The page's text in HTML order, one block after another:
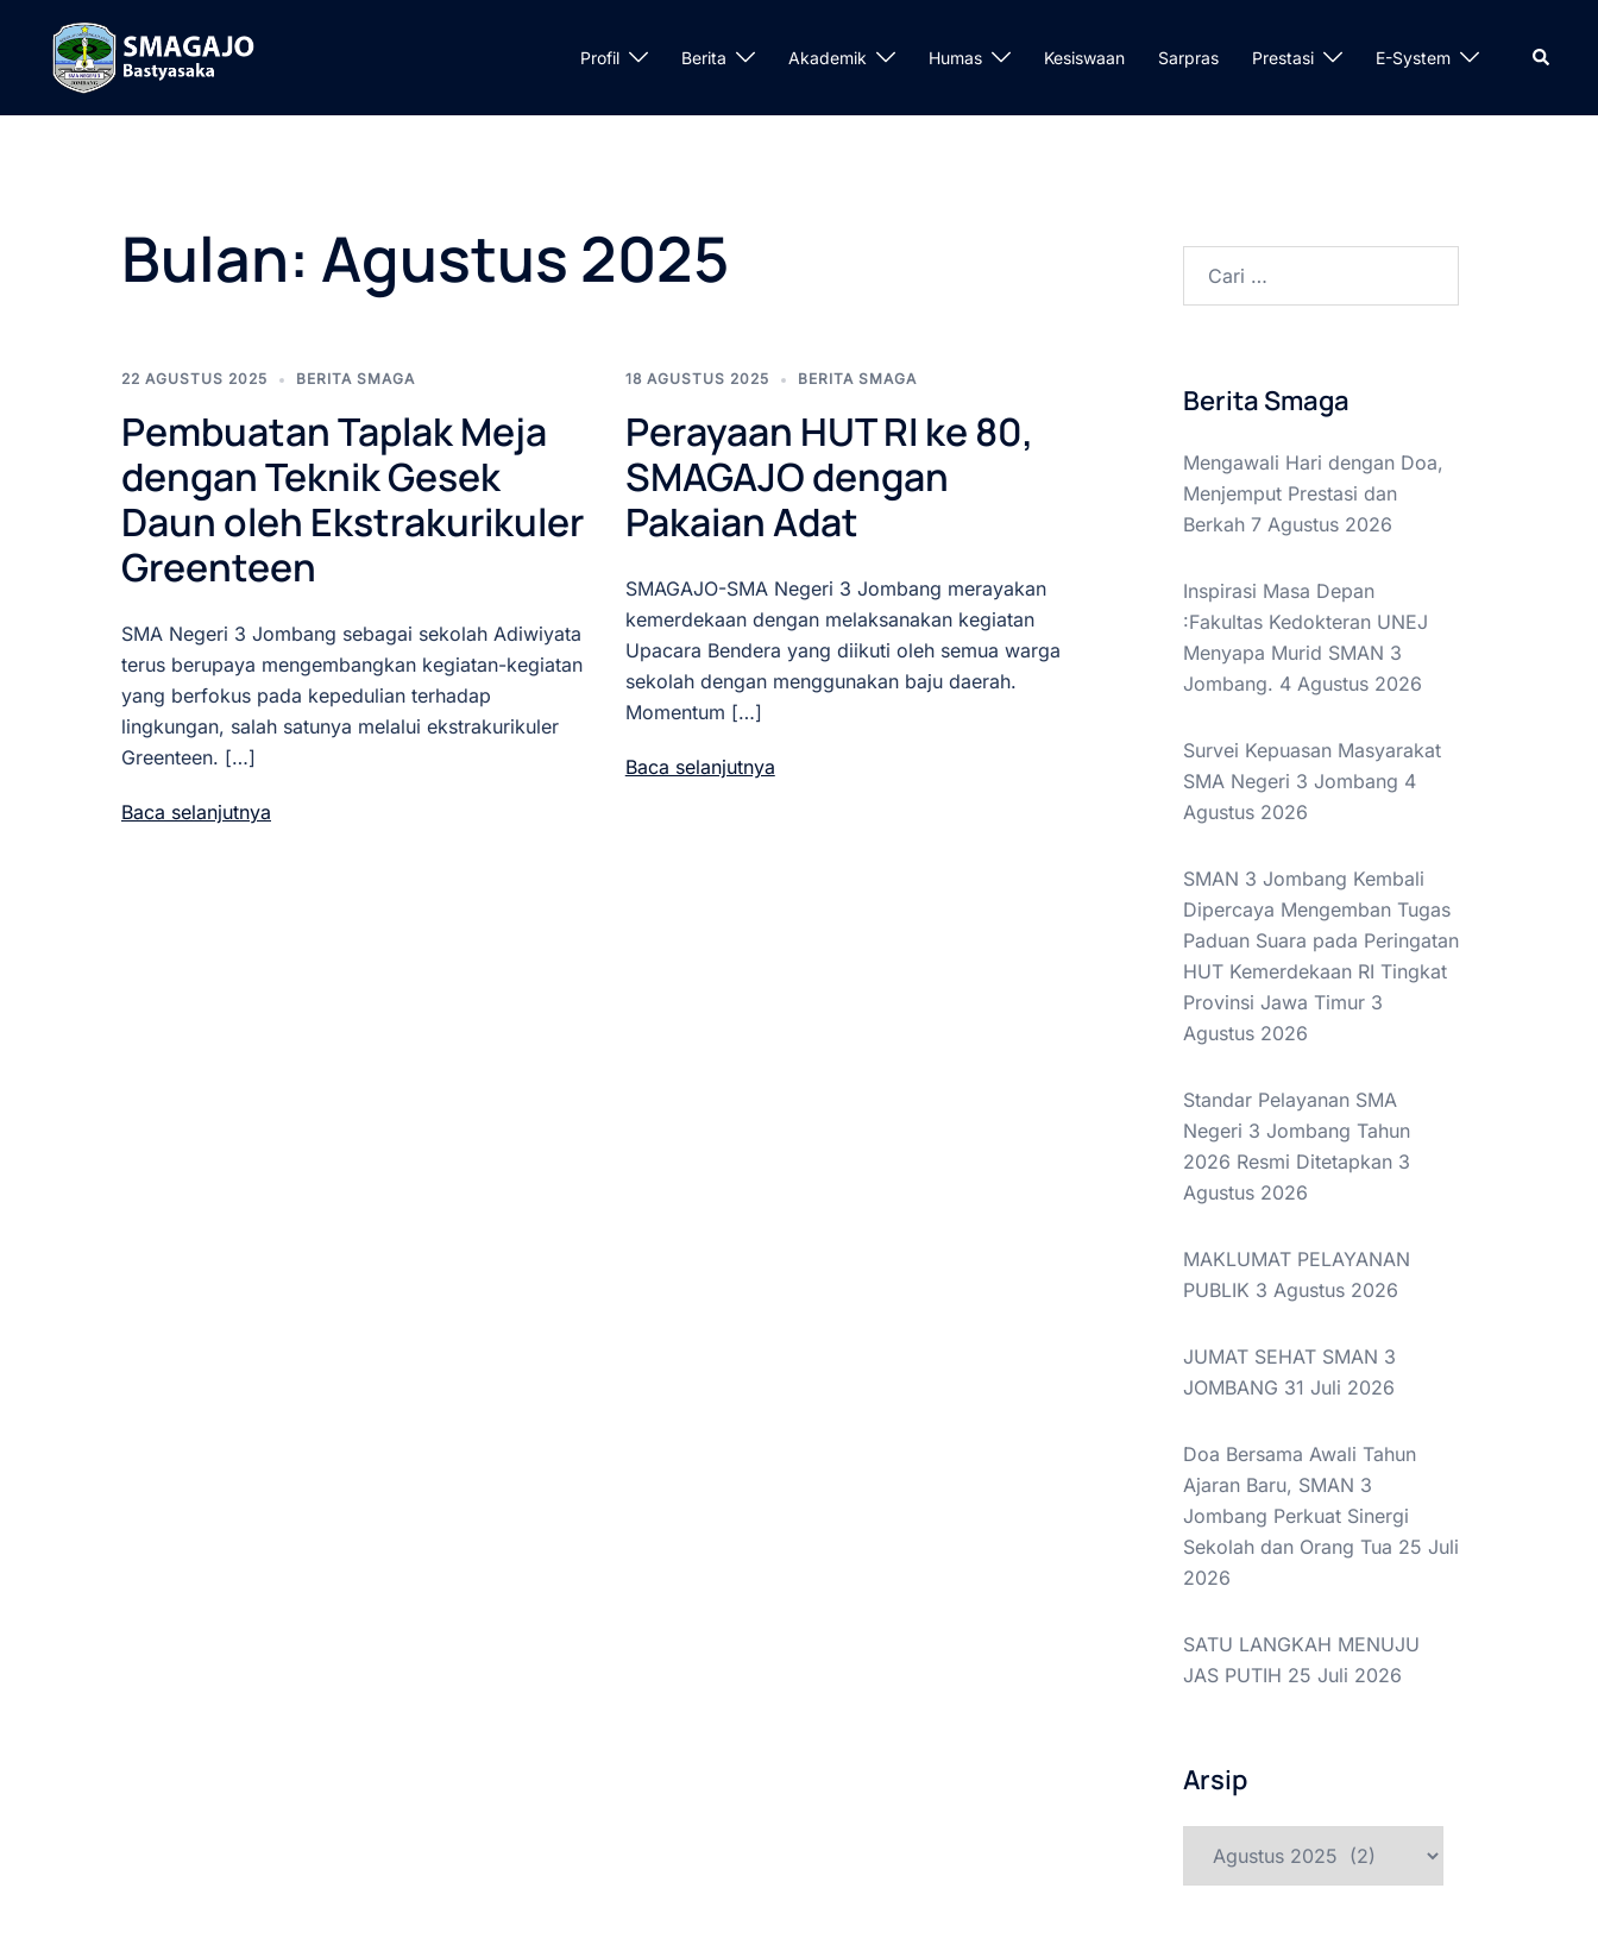
Profil Berita Akademik Humas Kesiswaan Sarpras Prestasi E-System Cari
Bulan: Agustus 2025
22 AGUSTUS 2025 BERITA SMAGA
Pembuatan Taplak Meja
dengan Teknik Gesek
Daun oleh Ekstrakurikuler
Greenteen
SMA Negeri 3 Jombang sebagai sekolah Adiwiyata
terus berupaya mengembangkan kegiatan-kegiatan
yang berfokus pada kepedulian terhadap
lingkungan, salah satunya melalui ekstrakurikuler
Greenteen. […]
Baca selanjutnya
18 AGUSTUS 2025 BERITA SMAGA
Perayaan HUT RI ke 80,
SMAGAJO dengan
Pakaian Adat
SMAGAJO-SMA Negeri 3 Jombang merayakan
kemerdekaan dengan melaksanakan kegiatan
Upacara Bendera yang diikuti oleh semua warga
sekolah dengan menggunakan baju daerah.
Momentum […]
Baca selanjutnya
untuk:
Berita Smaga
Mengawali Hari dengan Doa,
Menjemput Prestasi dan
Berkah 7 Agustus 2026
Inspirasi Masa Depan
:Fakultas Kedokteran UNEJ
Menyapa Murid SMAN 3
Jombang. 4 Agustus 2026
Survei Kepuasan Masyarakat
SMA Negeri 3 Jombang 4
Agustus 2026
SMAN 3 Jombang Kembali
Dipercaya Mengemban Tugas
Paduan Suara pada Peringatan
HUT Kemerdekaan RI Tingkat
Provinsi Jawa Timur 3
Agustus 2026
Standar Pelayanan SMA
Negeri 3 Jombang Tahun
2026 Resmi Ditetapkan 3
Agustus 2026
MAKLUMAT PELAYANAN
PUBLIK 3 Agustus 2026
JUMAT SEHAT SMAN 3
JOMBANG 31 Juli 2026
Doa Bersama Awali Tahun
Ajaran Baru, SMAN 3
Jombang Perkuat Sinergi
Sekolah dan Orang Tua 25 Juli
2026
SATU LANGKAH MENUJU
JAS PUTIH 25 Juli 2026
Arsip